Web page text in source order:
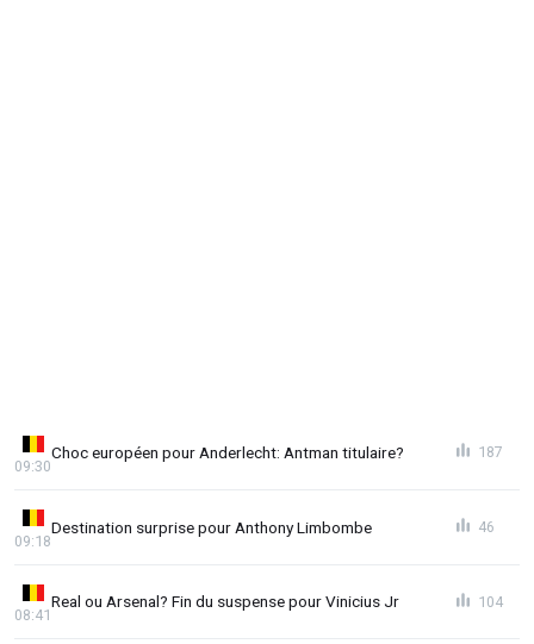
Choc européen pour Anderlecht: Antman titulaire?
09:30
187
Destination surprise pour Anthony Limbombe
09:18
46
Real ou Arsenal? Fin du suspense pour Vinicius Jr
08:41
104